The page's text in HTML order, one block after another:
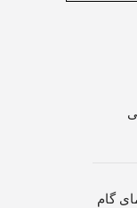
گام